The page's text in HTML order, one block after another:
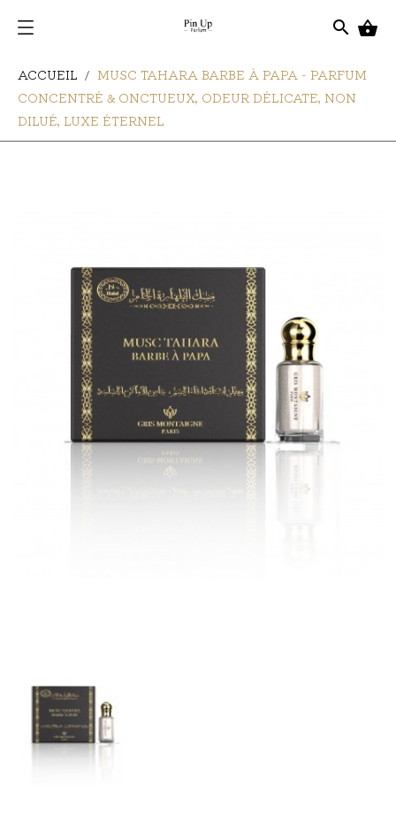

search
ACCUEIL
MUSC TAHARA BARBE À PAPA - PARFUM
CONCENTRÉ & ONCTUEUX, ODEUR DÉLICATE, NON
DILUÉ, LUXE ÉTERNEL